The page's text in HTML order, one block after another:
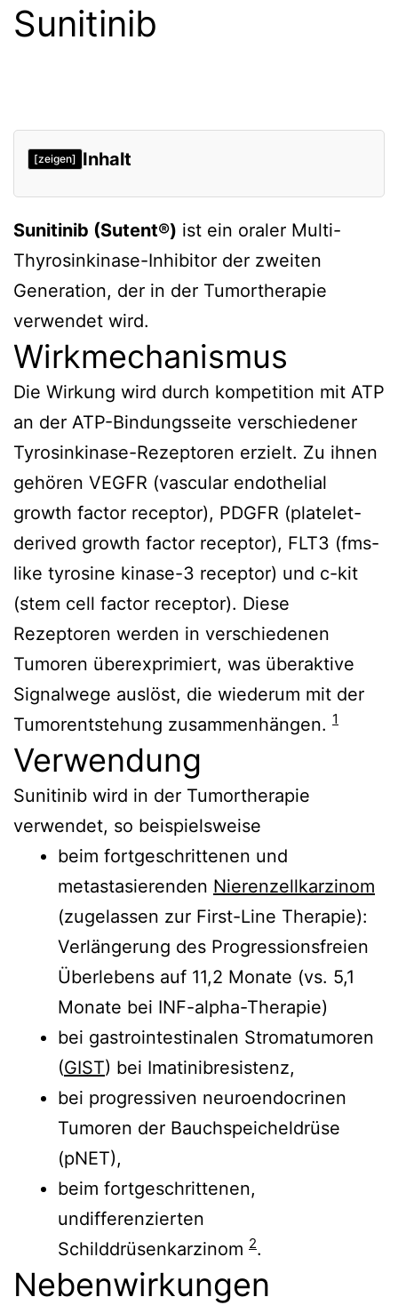
Sunitinib
[zeigen] Inhalt
Wirkmechanismus
Verwendung
Nebenwirkungen
Sunitinib-Resistenz
Sunitinib (Sutent®) ist ein oraler Multi-
Thyrosinkinase-Inhibitor der zweiten
Generation, der in der Tumortherapie
verwendet wird.
Wirkmechanismus
Die Wirkung wird durch kompetition mit ATP
an der ATP-Bindungsseite verschiedener
Tyrosinkinase-Rezeptoren erzielt. Zu ihnen
gehören VEGFR (vascular endothelial
growth factor receptor), PDGFR (platelet-
derived growth factor receptor), FLT3 (fms-
like tyrosine kinase-3 receptor) und c-kit
(stem cell factor receptor). Diese
Rezeptoren werden in verschiedenen
Tumoren überexprimiert, was überaktive
Signalwege auslöst, die wiederum mit der
Tumorentstehung zusammenhängen. 1
Verwendung
Sunitinib wird in der Tumortherapie
verwendet, so beispielsweise
beim fortgeschrittenen und
metastasierenden Nierenzellkarzinom
(zugelassen zur First-Line Therapie):
Verlängerung des Progressionsfreien
Überlebens auf 11,2 Monate (vs. 5,1
Monate bei INF-alpha-Therapie)
bei gastrointestinalen Stromatumoren
(GIST) bei Imatinibresistenz,
bei progressiven neuroendocrinen
Tumoren der Bauchspeicheldrüse
(pNET),
beim fortgeschrittenen,
undifferenzierten
Schilddrüsenkarzinom 2.
Nebenwirkungen